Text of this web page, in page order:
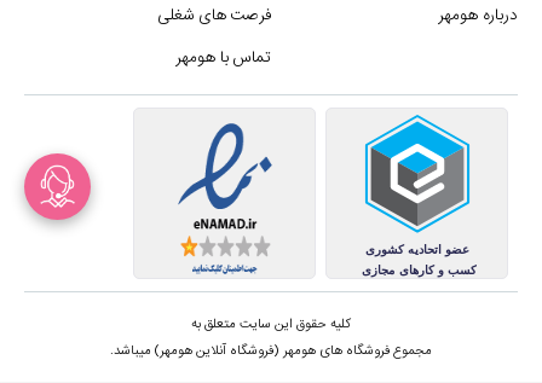
درباره هومهر
فرصت های شغلی
تماس با هومهر
کلیه حقوق این سایت متعلق به
مجموع فروشگاه های هومهر (فروشگاه آنلاین هومهر) میباشد.